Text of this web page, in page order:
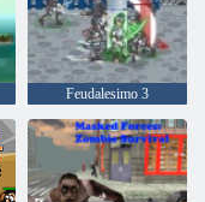
Feudalesimo 3